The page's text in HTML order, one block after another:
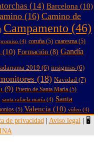
(14) Barcelona (10)
(16) Camino de
Campamento (46)
(4) coruña (5) cuaresma (5)
(10) Formación (8) Gandía
2019 (6) insignias (6)
(18) Navidad (7)
(9) Puerto de Santa María (5)
santa rafaela maría (4) Santa
(5) Valencia (10) vídeo (4)
de privacidad | Aviso legal | 🖥️